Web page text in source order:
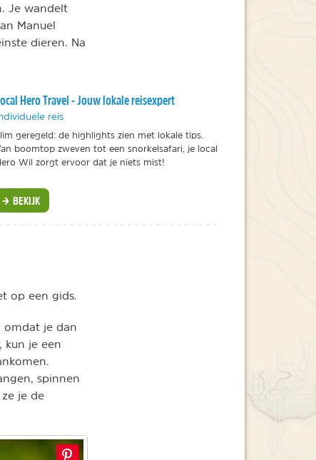
Je wandelt
Manuel
dieren. Na
Hero Travel - Jouw lokale reisexpert
reis
geregeld: de highlights zien met lokale tips.
boomtop zweven tot een snorkelsafari, je local
Wil zorgt ervoor dat je niets mist!
BEKIJK
op een gids.
omdat je dan
kun je een
spinnen
je de